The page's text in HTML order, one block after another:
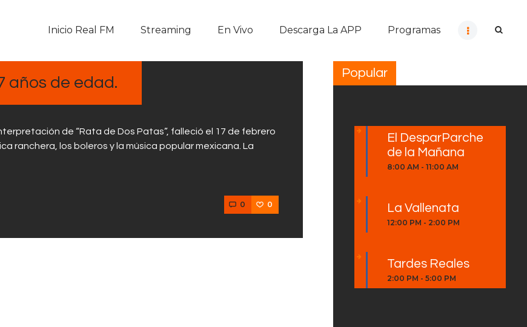
Inicio Real FM Streaming En Vivo Descarga La APP Programas
Vivo
Nosotros
años de edad.
de “Rata de Dos Patas”, falleció el 17 de febrero
ranchera, los boleros y la música popular mexicana. La
0 0
Popular
El DesparParche
de la Mañana
8:00 AM -11:00 AM
La Vallenata
12:00 PM - 2:00 PM
Tardes Reales
2:00 PM -5:00 PM